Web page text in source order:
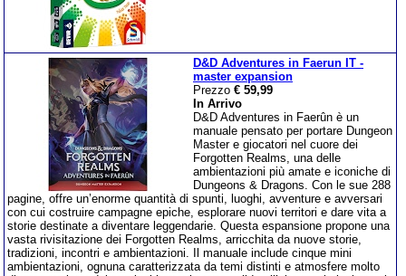
D&D Adventures in Faerun IT -
master expansion
Prezzo € 59,99
In Arrivo
D&D Adventures in Faerûn è un
manuale pensato per portare Dungeon
Master e giocatori nel cuore dei
Forgotten Realms, una delle
ambientazioni più amate e iconiche di
Dungeons & Dragons. Con le sue 288
pagine, offre un’enorme quantità di spunti, luoghi, avventure e avversari
con cui costruire campagne epiche, esplorare nuovi territori e dare vita a
storie destinate a diventare leggendarie. Questa espansione propone una
vasta rivisitazione dei Forgotten Realms, arricchita da nuove storie,
tradizioni, incontri e ambientazioni. Il manuale include cinque mini
ambientazioni, ognuna caratterizzata da temi distinti e atmosfere molto